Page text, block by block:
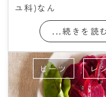
ユ科)なん
...続きを読
ビーツ レ